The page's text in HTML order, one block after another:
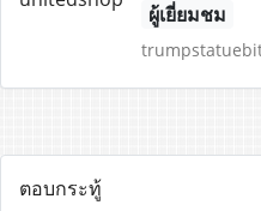
ผู้เยี่ยมชม
ตอบกระทู้